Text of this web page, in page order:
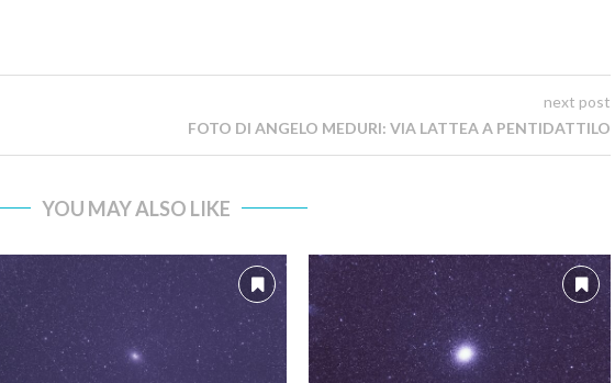
next post
FOTO DI ANGELO MEDURI: VIA LATTEA A PENTIDATTILO
YOU MAY ALSO LIKE